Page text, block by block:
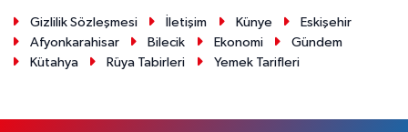
Gizlilik Sözleşmesi İletişim Künye
Eskişehir
Afyonkarahisar
Bilecik Ekonomi
Gündem
Kütahya
Rüya Tabirleri Yemek Tarifleri